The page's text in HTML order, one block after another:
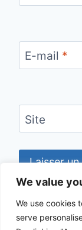
We value
We use cookies
serve
E-mail *
Site